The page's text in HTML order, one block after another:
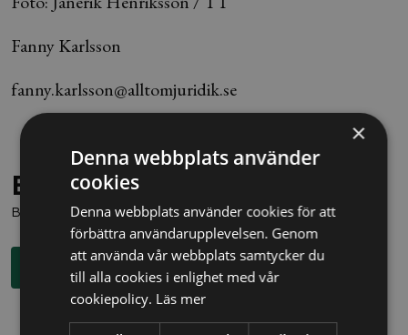
Fanny Karlsson
fanny.karlsson@alltomjuridik.se
Behöver du juridisk hjälp?
Boka en kostnadsfri konsultation direkt via knappen nedan.
Boka rådgivning
×
Denna webbplats använder
cookies
Denna webbplats använder cookies för att
förbättra användarupplevelsen. Genom
att använda vår webbplats samtycker du
till alla cookies i enlighet med vår
cookiepolicy. Läs mer